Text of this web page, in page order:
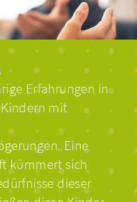
Erfahrungen in
mit
Eine
kümmert sich
dieser